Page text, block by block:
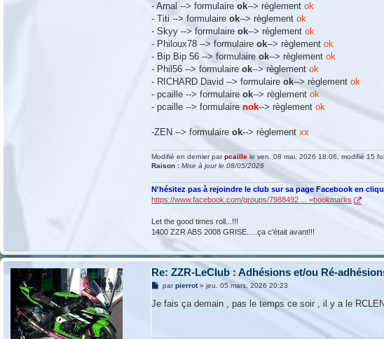
- Arnal --> formulaire ok--> règlement ok
- Titi --> formulaire ok--> règlement ok
- Skyy --> formulaire ok--> règlement ok
- Philoux78 --> formulaire ok--> règlement ok
- Bip Bip 56 --> formulaire ok--> règlement ok
- Phil56 --> formulaire ok--> règlement ok
- RICHARD David --> formulaire ok--> règlement ok
- pcaille --> formulaire ok--> règlement ok
- pcaille --> formulaire nok--> règlement ok
-ZEN --> formulaire ok--> règlement xx
Modifié en dernier parpcaille le ven. 08 mai, 2026 18:06, modifié 15
Raison : Mise à jour le 08/05/2026
N'hésitez pas à rejoindre le club sur sa page Facebook en
https://www.facebook.com/groups/7988492 ... =bookmarks
Let the good times roll...!!!
1400 ZZR ABS 2008 GRISE.....ça c'était avant!!!
Re: ZZR-LeClub : Adhésions et/ou Ré-
M
s
parpierrot» jeu. 05 mars, 2026 20:23
Je fais ça demain , pas le temps ce soir , il y a le